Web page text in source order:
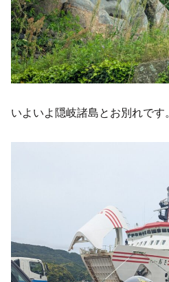
いよいよ隠岐諸島とお別れです。